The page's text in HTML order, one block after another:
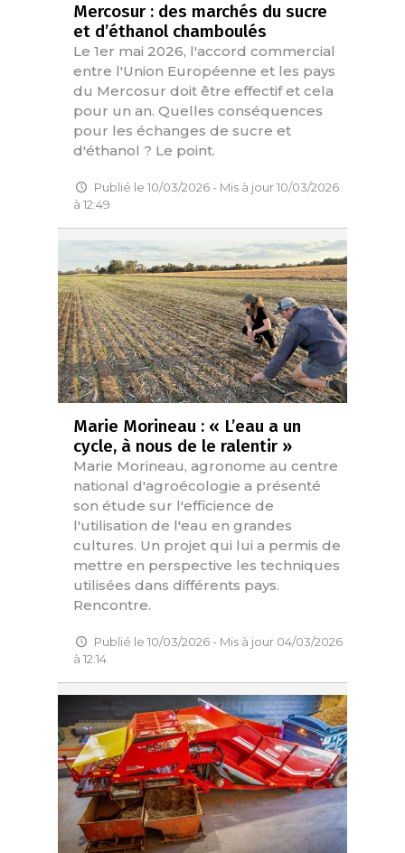
Mercosur : des marchés du sucre
et d’éthanol chamboulés
Le 1er mai 2026, l'accord commercial
entre l'Union Européenne et les pays
du Mercosur doit être effectif et cela
pour un an. Quelles conséquences
pour les échanges de sucre et
d'éthanol ? Le point.
Publié le 10/03/2026 - Mis à jour 10/03/2026
à 12:49
Marie Morineau : « L’eau a un
cycle, à nous de le ralentir »
Marie Morineau, agronome au centre
national d'agroécologie a présenté
son étude sur l'efficience de
l'utilisation de l'eau en grandes
cultures. Un projet qui lui a permis de
mettre en perspective les techniques
utilisées dans différents pays.
Rencontre.
Publié le 10/03/2026 - Mis à jour 04/03/2026
à 12:14